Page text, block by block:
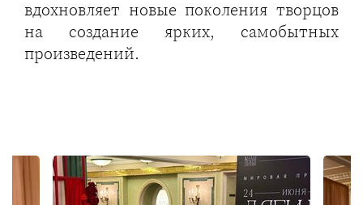
вдохновляет новые поколения творцов
на создание ярких, самобытных
произведений.